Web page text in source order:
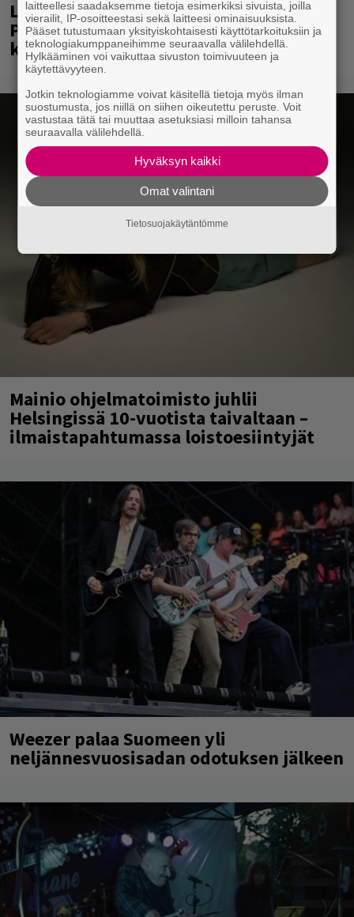
Laittomasta graffitista kiinni jäänyt
Paavo Arhinmäki jälleen spraypullo
kädessä – näitä puolueita ei kiinnosta
Mainio ohjelmatoimisto juhlii
Helsingissä 10-vuotista taivaltaan –
ilmaistapahtumassa loistoesiintyjät
Weezer palaa Suomeen yli
neljännesvuosisadan odotuksen jälkeen
laitteellesi saadaksemme tietoja esimerkiksi sivuista, joilla
vierailit, IP-osoitteestasi sekä laitteesi ominaisuuksista.
Pääset tutustumaan yksityiskohtaisesti käyttötarkoituksiin ja
teknologiakumppaneihimme seuraavalla välilehdellä.
Hylkääminen voi vaikuttaa sivuston toimivuuteen ja
käytettävyyteen.
Jotkin teknologiamme voivat käsitellä tietoja myös ilman
suostumusta, jos niillä on siihen oikeutettu peruste. Voit
vastustaa tätä tai muuttaa asetuksiasi milloin tahansa
seuraavalla välilehdellä.
Hyväksyn kaikki
Omat valintani
Tietosuojakäytäntömme